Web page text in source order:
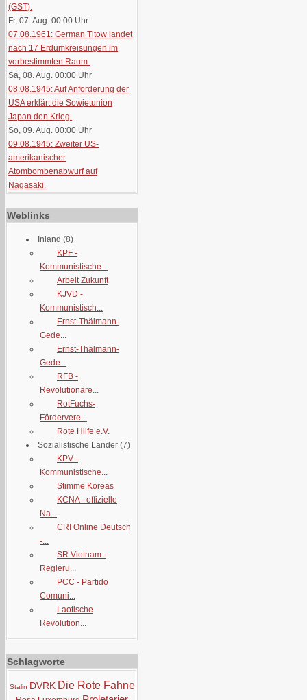
(GST).
Fr, 07. Aug. 00:00 Uhr
07.08.1961: German Titow landet
nach 17 Erdumkreisungen im
vorbestimmten Raum.
Sa, 08. Aug. 00:00 Uhr
08.08.1945: Auf Anforderung der
USA erklärt die Sowjetunion
Japan den Krieg.
So, 09. Aug. 00:00 Uhr
09.08.1945: Zweiter US-
amerikanischer
Atombombenabwurf auf
Nagasaki.
Weblinks
Inland (8)
KPF -
Kommunistische...
Arbeit Zukunft
KJVD -
Kommunistisch...
Ernst-Thälmann-
Gede...
Ernst-Thälmann-
Gede...
RFB -
Revolutionäre...
RotFuchs-
Fördervere...
Rote Hilfe e.V.
Sozialistische Länder (7)
KPV -
Kommunistische...
Stimme Koreas
KCNA - offizielle
Na...
CRI Online Deutsch
-...
SR Vietnam -
Regieru...
PCC - Partido
Comuni...
Laotische
Revolution...
Schlagworte
Stalin DVRK Die Rote Fahne